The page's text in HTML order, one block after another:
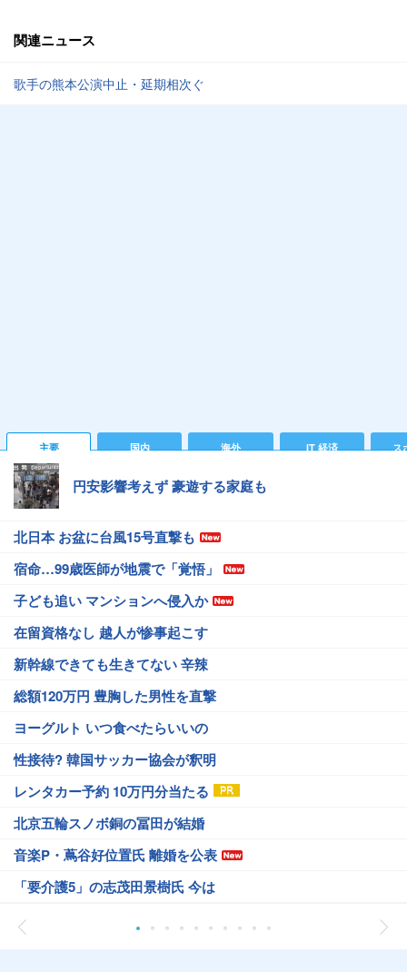
関連ニュース
歌手の熊本公演中止・延期相次ぐ
主要 国内 海外 IT 経済 ス
円安影響考えず 豪遊する家庭も
北日本 お盆に台風15号直撃も
宿命…99歳医師が地震で「覚悟」
子ども追い マンションへ侵入か
在留資格なし 越人が惨事起こす
新幹線できても生きてない 辛辣
総額120万円 豊胸した男性を直撃
ヨーグルト いつ食べたらいいの
性接待? 韓国サッカー協会が釈明
レンタカー予約 10万円分当たる
北京五輪スノボ銅の冨田が結婚
音楽P・蔦谷好位置氏 離婚を公表
「要介護5」の志茂田景樹氏 今は